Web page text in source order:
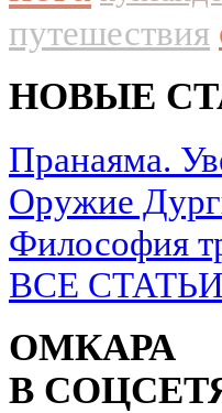
путешествия
НОВЫЕ
Пранаяма.
Оружие
Философия
ВСЕ СТАТЬИ
ОМКАРА
В